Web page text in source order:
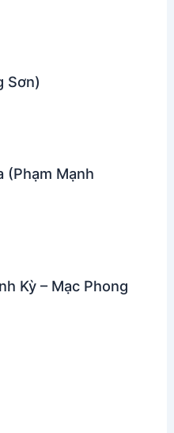
Sơn)
(Phạm Mạnh
Kỳ – Mạc Phong